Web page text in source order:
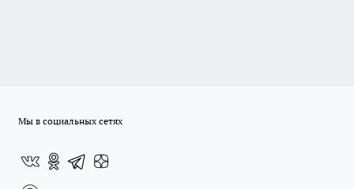
Мы в социальных сетях